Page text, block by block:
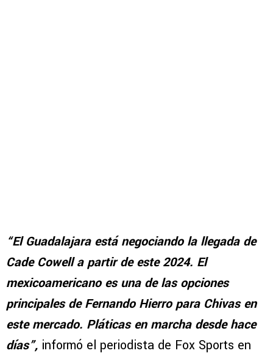
“El Guadalajara está negociando la llegada de
Cade Cowell a partir de este 2024. El
mexicoamericano es una de las opciones
principales de Fernando Hierro para Chivas en
este mercado. Pláticas en marcha desde hace
días”, informó el periodista de Fox Sports en